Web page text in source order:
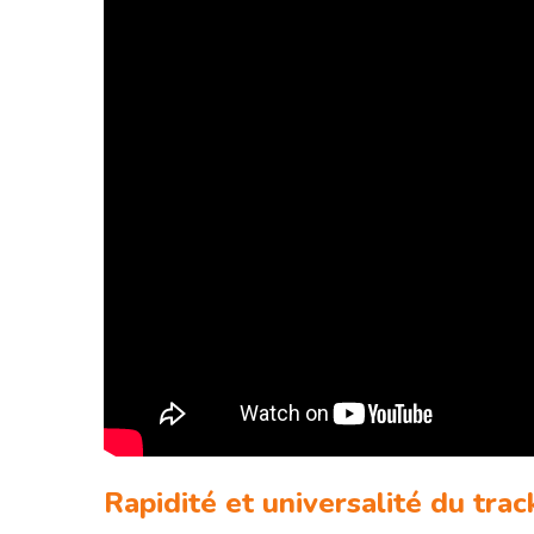
Rapidité et universalité du